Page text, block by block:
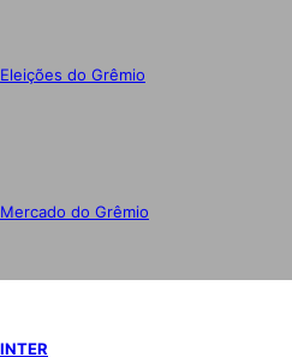
Eleições do Grêmio
Mercado do Grêmio
INTER